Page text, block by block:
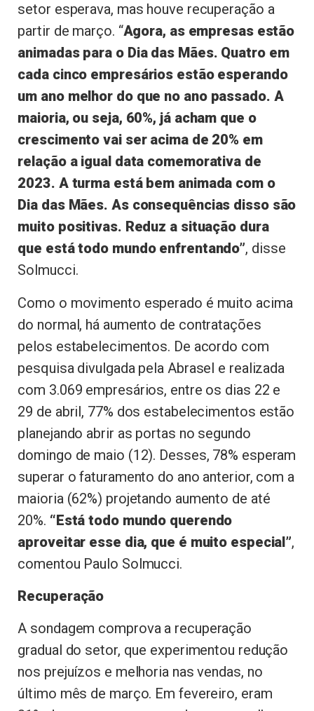
setor esperava, mas houve recuperação a
partir de março. “Agora, as empresas estão
animadas para o Dia das Mães. Quatro em
cada cinco empresários estão esperando
um ano melhor do que no ano passado. A
maioria, ou seja, 60%, já acham que o
crescimento vai ser acima de 20% em
relação a igual data comemorativa de
2023. A turma está bem animada com o
Dia das Mães. As consequências disso são
muito positivas. Reduz a situação dura
que está todo mundo enfrentando”, disse
Solmucci.
Como o movimento esperado é muito acima
do normal, há aumento de contratações
pelos estabelecimentos. De acordo com
pesquisa divulgada pela Abrasel e realizada
com 3.069 empresários, entre os dias 22 e
29 de abril, 77% dos estabelecimentos estão
planejando abrir as portas no segundo
domingo de maio (12). Desses, 78% esperam
superar o faturamento do ano anterior, com a
maioria (62%) projetando aumento de até
20%. “Está todo mundo querendo
aproveitar esse dia, que é muito especial”,
comentou Paulo Solmucci.
Recuperação
A sondagem comprova a recuperação
gradual do setor, que experimentou redução
nos prejuízos e melhoria nas vendas, no
último mês de março. Em fevereiro, eram